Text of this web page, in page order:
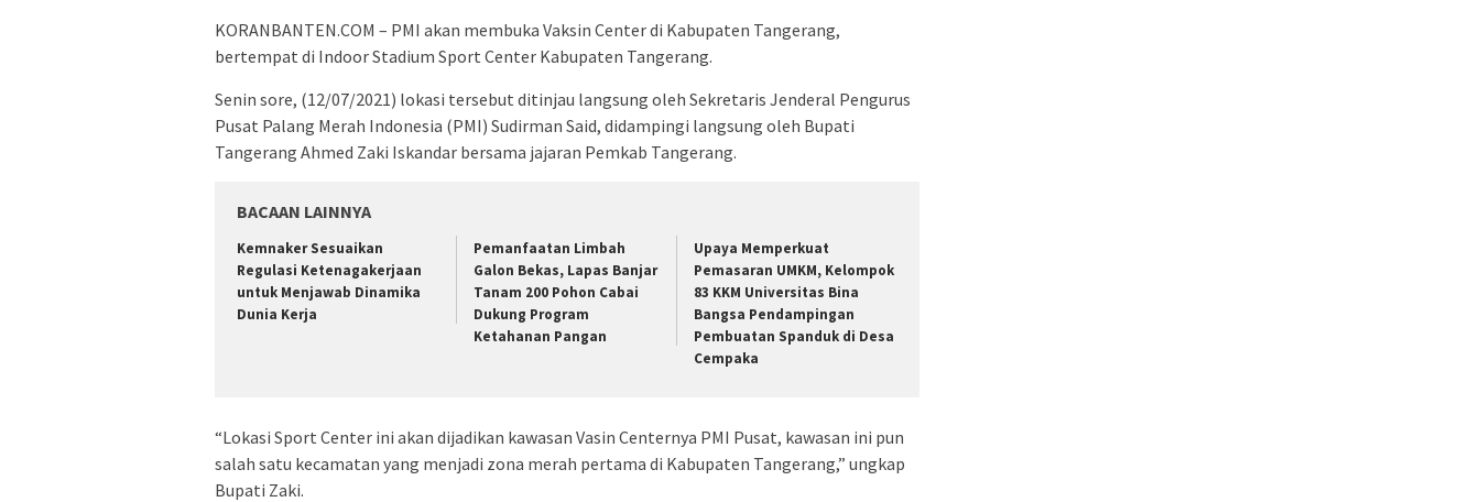
KORANBANTEN.COM – PMI akan membuka Vaksin Center di Kabupaten Tangerang,
bertempat di Indoor Stadium Sport Center Kabupaten Tangerang.
Senin sore, (12/07/2021) lokasi tersebut ditinjau langsung oleh Sekretaris Jenderal Pengurus
Pusat Palang Merah Indonesia (PMI) Sudirman Said, didampingi langsung oleh Bupati
Tangerang Ahmed Zaki Iskandar bersama jajaran Pemkab Tangerang.
BACAAN LAINNYA
Kemnaker Sesuaikan
Regulasi Ketenagakerjaan
untuk Menjawab Dinamika
Dunia Kerja
Pemanfaatan Limbah
Galon Bekas, Lapas Banjar
Tanam 200 Pohon Cabai
Dukung Program
Ketahanan Pangan
Upaya Memperkuat
Pemasaran UMKM, Kelompok
83 KKM Universitas Bina
Bangsa Pendampingan
Pembuatan Spanduk di Desa
Cempaka
“Lokasi Sport Center ini akan dijadikan kawasan Vasin Centernya PMI Pusat, kawasan ini pun
salah satu kecamatan yang menjadi zona merah pertama di Kabupaten Tangerang,” ungkap
Bupati Zaki.